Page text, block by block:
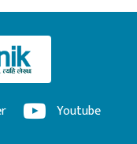
Youtube